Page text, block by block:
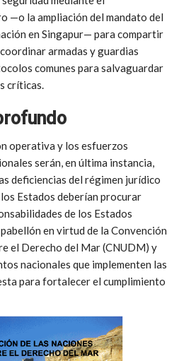
externa.
gobernanza y resiliencia del cable
nacionalista que una
de la ASEAN podría
técnica y la financiación de
podría aprovechar los
—o la ampliación del mandato del
en Singapur— para compartir
armadas y guardias
comunes para salvaguardar
críticas.
operativa y los esfuerzos
serán, en última instancia,
deficiencias del régimen jurídico
Estados deberían procurar
de los Estados